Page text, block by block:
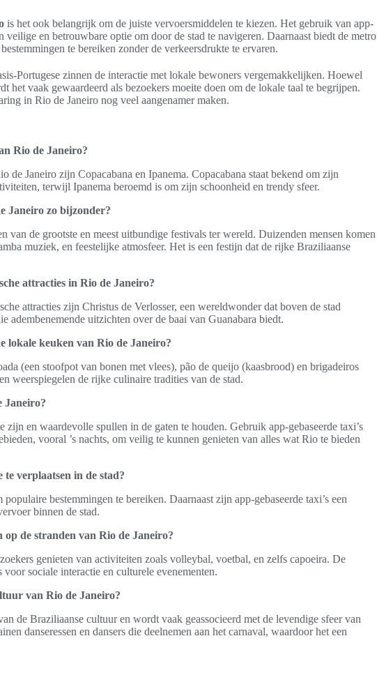
is het ook belangrijk om de juiste vervoersmiddelen te kiezen. Het gebruik van app-
veilige en betrouwbare optie om door de stad te navigeren. Daarnaast biedt de metro
te bereiken zonder de verkeersdrukte te ervaren.
Portugese zinnen de interactie met lokale bewoners vergemakkelijken. Hoewel
het vaak gewaardeerd als bezoekers moeite doen om de lokale taal te begrijpen.
in Rio de Janeiro nog veel aangenamer maken.
Rio de Janeiro?
de Janeiro zijn Copacabana en Ipanema. Copacabana staat bekend om zijn
terwijl Ipanema beroemd is om zijn schoonheid en trendy sfeer.
Janeiro zo bijzonder?
van de grootste en meest uitbundige festivals ter wereld. Duizenden mensen komen
muziek, en feestelijke atmosfeer. Het is een festijn dat de rijke Braziliaanse
attracties in Rio de Janeiro?
attracties zijn Christus de Verlosser, een wereldwonder dat boven de stad
adembenemende uitzichten over de baai van Guanabara biedt.
lokale keuken van Rio de Janeiro?
(een stoofpot van bonen met vlees), pão de queijo (kaasbrood) en brigadeiros
weerspiegelen de rijke culinaire tradities van de stad.
Janeiro?
zijn en waardevolle spullen in de gaten te houden. Gebruik app-gebaseerde taxi’s
vooral ’s nachts, om veilig te kunnen genieten van alles wat Rio te bieden
verplaatsen in de stad?
bestemmingen te bereiken. Daarnaast zijn app-gebaseerde taxi’s een
binnen de stad.
de stranden van Rio de Janeiro?
genieten van activiteiten zoals volleybal, voetbal, en zelfs capoeira. De
sociale interactie en culturele evenementen.
van Rio de Janeiro?
de Braziliaanse cultuur en wordt vaak geassocieerd met de levendige sfeer van
danseressen en dansers die deelnemen aan het carnaval, waardoor het een